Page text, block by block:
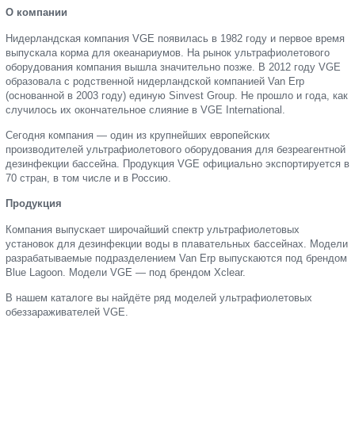
О компании
Нидерландская компания VGE появилась в 1982 году и первое время
выпускала корма для океанариумов. На рынок ультрафиолетового
оборудования компания вышла значительно позже. В 2012 году VGE
образовала с родственной нидерландской компанией Van Erp
(основанной в 2003 году) единую Sinvest Group. Не прошло и года, как
случилось их окончательное слияние в VGE International.
Сегодня компания — один из крупнейших европейских
производителей ультрафиолетового оборудования для безреагентной
дезинфекции бассейна. Продукция VGE официально экспортируется в
70 стран, в том числе и в Россию.
Продукция
Компания выпускает широчайший спектр ультрафиолетовых
установок для дезинфекции воды в плавательных бассейнах. Модели
разрабатываемые подразделением Van Erp выпускаются под брендом
Blue Lagoon. Модели VGE — под брендом Xclear.
В нашем каталоге вы найдёте ряд моделей ультрафиолетовых
обеззараживателей VGE.